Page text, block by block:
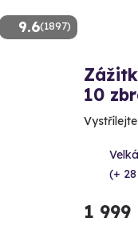
9.6(1897)
10
(+
1 999